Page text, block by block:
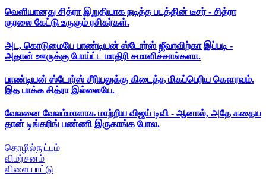
வெளியானது சித்ரா இறுதியாக நடித்த படத்தின் டீசர் - சித்ரா
குரலை கேட்டு உருகும் ரசிகர்கள்.
அட, கொடுமையே பாண்டியன் ஸ்டோர்ஸ் ஜீவாவிற்கா இப்படி -
அதான் ஊருக்கு போய்ட்ட மாதிரி சமாளிச்சாங்களா.
பாண்டியன் ஸ்டோர்ஸ் சீரியலுக்கு கிடைத்த மிகப்பெரிய கௌரவம்.
இத பாக்க சித்ரா இல்லையே.
வேலனை வேலம்மாளாக மாற்றிய விஜய் டிவி - ஆனால், அதே கதைய
தான் டிங்கரிங் பண்ணி இருகாங்க போல.
தொழில்நுட்பம்
விமர்சனம்
விளையாட்டு